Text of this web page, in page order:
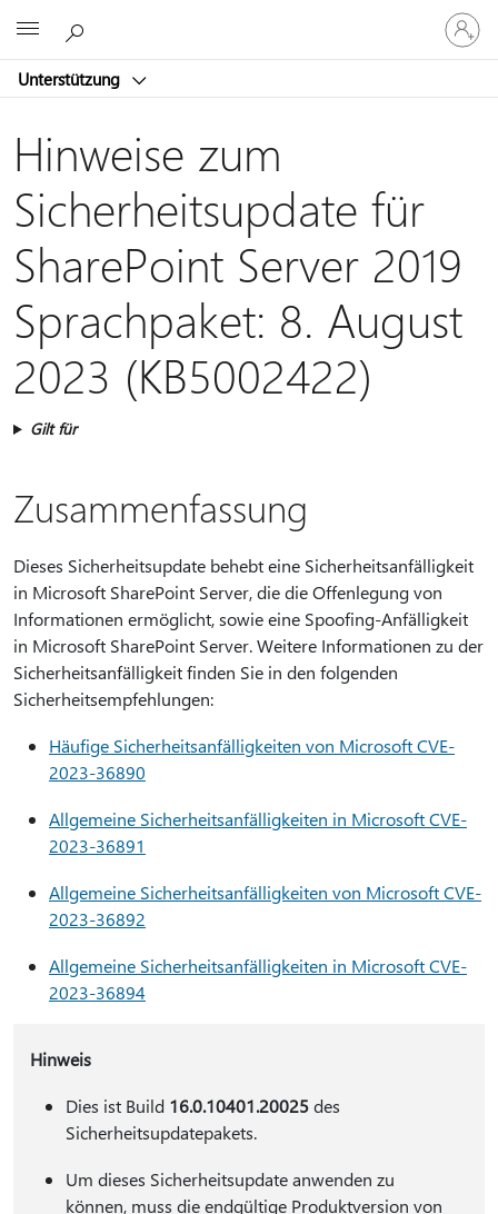
Unterstützung
Bei
Ihrem
Konto
Hinweise zum
Sicherheitsupdate für
SharePoint Server 2019
Sprachpaket: 8. August
2023 (KB5002422)
Gilt für
Zusammenfassung
Dieses Sicherheitsupdate behebt eine Sicherheitsanfälligkeit
in Microsoft SharePoint Server, die die Offenlegung von
Informationen ermöglicht, sowie eine Spoofing-Anfälligkeit
in Microsoft SharePoint Server. Weitere Informationen zu der
Sicherheitsanfälligkeit finden Sie in den folgenden
Sicherheitsempfehlungen:
Häufige Sicherheitsanfälligkeiten von Microsoft CVE-
2023-36890
Allgemeine Sicherheitsanfälligkeiten in Microsoft CVE-
2023-36891
Allgemeine Sicherheitsanfälligkeiten von Microsoft CVE-
2023-36892
Allgemeine Sicherheitsanfälligkeiten in Microsoft CVE-
2023-36894
Hinweis
Dies ist Build 16.0.10401.20025des
Sicherheitsupdatepakets.
Um dieses Sicherheitsupdate anwenden zu
können, muss die endgültige Produktversion von